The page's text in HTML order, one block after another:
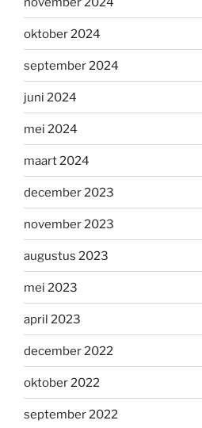
oktober 2024
september 2024
juni 2024
mei 2024
maart 2024
december 2023
november 2023
augustus 2023
mei 2023
april 2023
december 2022
oktober 2022
september 2022